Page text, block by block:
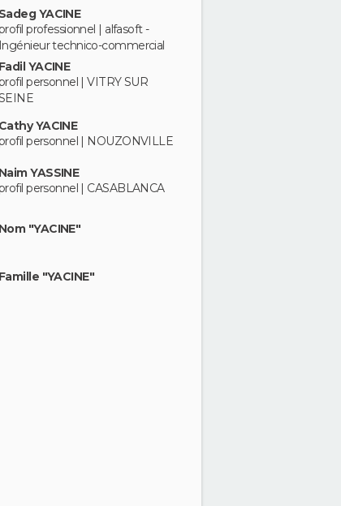
Sadeg YACINE
professionnel | alfasoft -
Ingénieur technico-commercial
Fadil YACINE
personnel | VITRY SUR
Cathy YACINE
personnel | NOUZONVILLE
Naim YASSINE
personnel | CASABLANCA
Nom "YACINE"
Famille "YACINE"